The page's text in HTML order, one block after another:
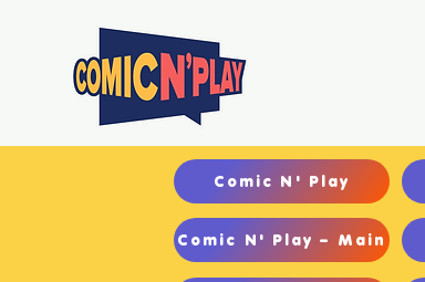
Comic N' Play
Comic N' Play – Main